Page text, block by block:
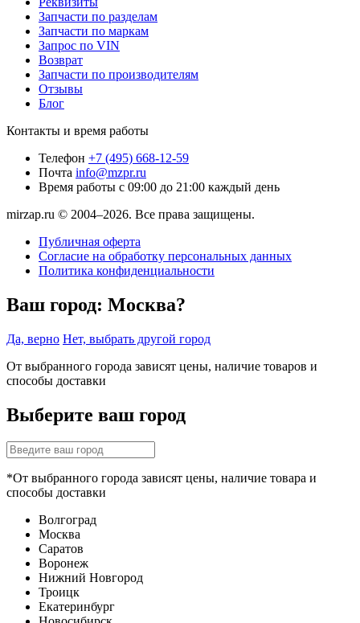
Запчасти по разделам
Запчасти по маркам
Запрос по VIN
Возврат
Запчасти по производителям
Отзывы
Блог
Контакты и время работы
Телефон +7 (495) 668-12-59
Почта info@mzpr.ru
Время работы с 09:00 до 21:00 каждый день
mirzap.ru © 2004–2026. Все права защищены.
Публичная оферта
Согласие на обработку персональных данных
Политика конфиденциальности
Ваш город: Москва?
Да, верно Нет, выбрать другой город
От выбранного города зависят цены, наличие товаров и
способы доставки
Выберите ваш город
*От выбранного города зависят цены, наличие товара и
способы доставки
Волгоград
Москва
Саратов
Воронеж
Нижний Новгород
Троицк
Екатеринбург